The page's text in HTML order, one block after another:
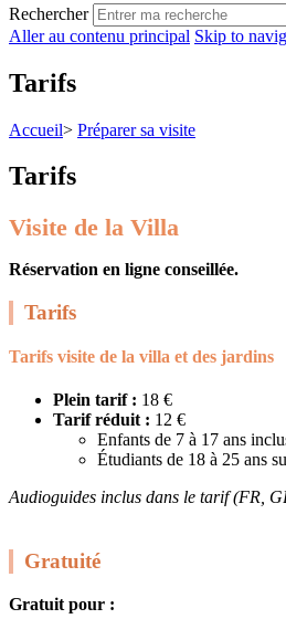
Rechercher
Aller au contenu principal Skip to
Tarifs
Accueil> Préparer sa visite
Tarifs
Visite de la Villa
Réservation en ligne conseillée.
Tarifs
Tarifs visite de la villa et des jardins
Plein tarif : 18 €
Tarif réduit : 12 €
Enfants de 7 à 17 ans
Étudiants de 18 à 25 ans
Audioguides inclus dans le tarif (FR,
Gratuité
Gratuit pour :